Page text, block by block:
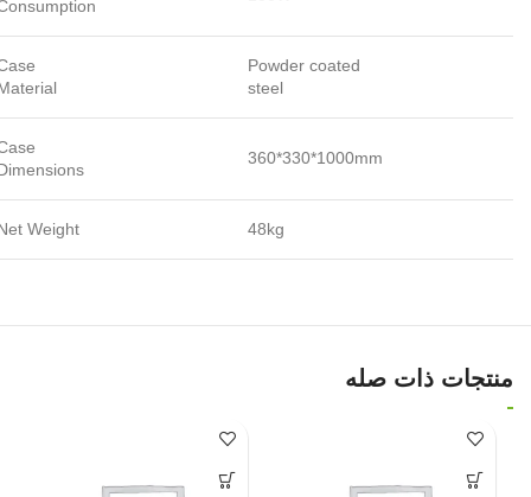
Powder coated
steel
360*330*1000mm
Weight 48kg
منتجات ذات صله